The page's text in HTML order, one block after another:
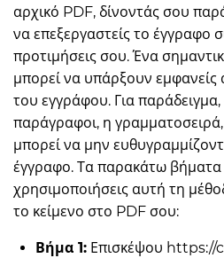
αρχικό PDF, δίνοντάς σου
να επεξεργαστείς το έγγραφο
προτιμήσεις σου. Ένα
μπορεί να υπάρξουν εμφανείς
του εγγράφου. Για παράδειγμα,
παράγραφοι, η
μπορεί να μην
έγγραφο. Τα παρακάτω βήματα
χρησιμοποιήσεις αυτή τη
το κείμενο στο PDF σου:
Βήμα 1: Επισκέψου